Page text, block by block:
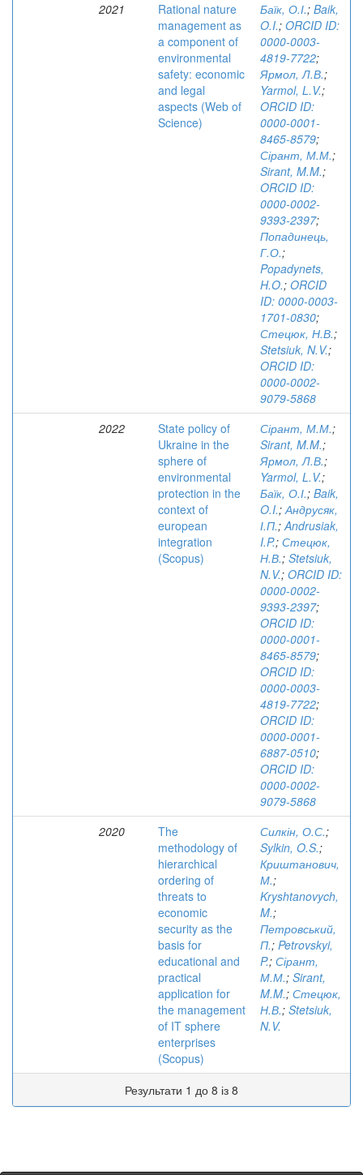
2021
Rational nature
management as
a component of
environmental
safety: economic
and legal
aspects (Web of
Science)
Баїк, О.І.; Baik,
O.I.; ORCID ID:
0000-0003-
4819-7722;
Ярмол, Л.В.;
Yarmol, L.V.;
ORCID ID:
0000-0001-
8465-8579;
Сірант, М.М.;
Sirant, M.M.;
ORCID ID:
0000-0002-
9393-2397;
Попадинець,
Г.О.;
Popadynets,
H.O.; ORCID
ID: 0000-0003-
1701-0830;
Стецюк, Н.В.;
Stetsiuk, N.V.;
ORCID ID:
0000-0002-
9079-5868
2022
State policy of
Ukraine in the
sphere of
environmental
protection in the
context of
european
integration
(Scopus)
Сірант, М.М.;
Sirant, M.M.;
Ярмол, Л.В.;
Yarmol, L.V.;
Баїк, О.І.; Baik,
O.I.;Андрусяк,
І.П.;Andrusiak,
I.P.; Стецюк,
Н.В.; Stetsiuk,
N.V.; ORCID ID:
0000-0002-
9393-2397;
ORCID ID:
0000-0001-
8465-8579;
ORCID ID:
0000-0003-
4819-7722;
ORCID ID:
0000-0001-
6887-0510;
ORCID ID:
0000-0002-
9079-5868
2020
The
methodology of
hierarchical
ordering of
threats to
economic
security as the
basis for
educational and
practical
application for
the management
of IT sphere
enterprises
(Scopus)
Силкін, О.С.;
Sylkin, O.S.;
Криштанович,
М.;
Kryshtanovych,
M.;
Петровський,
П.; Petrovskyi,
P.; Сірант,
М.М.; Sirant,
M.M.; Стецюк,
Н.В.; Stetsiuk,
N.V.
Результати 1 до 8 із 8